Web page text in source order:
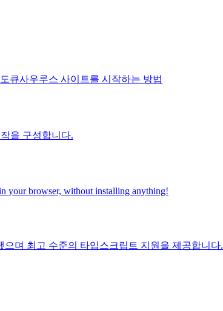
큐사우루스 사이트를 시작하는 방법
을 구성합니다.
your browser, without installing anything!
며 최고 수준의 타입스크립트 지원을 제공합니다.